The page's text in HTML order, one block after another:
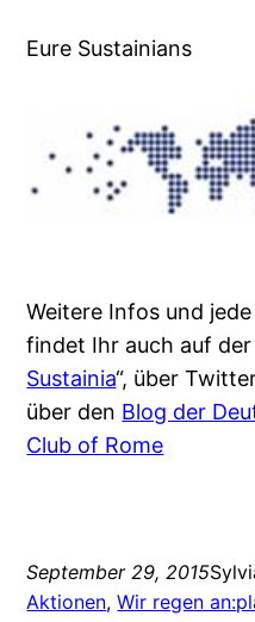
Eure Sustainians
Weitere Infos und
findet Ihr auch auf
Sustainia“, über
über den Blog der
Club of Rome
September 29, 2015
Aktionen, Wir regen an: